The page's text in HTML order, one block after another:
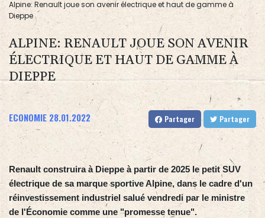
Alpine: Renault joue son avenir électrique et haut de gamme à
Dieppe
ALPINE: RENAULT JOUE SON AVENIR
ÉLECTRIQUE ET HAUT DE GAMME À
DIEPPE
ECONOMIE 28.01.2022 Partager Partager
Renault construira à Dieppe à partir de 2025 le petit SUV
électrique de sa marque sportive Alpine, dans le cadre d'un
réinvestissement industriel salué vendredi par le ministre
de l'Économie comme une "promesse tenue".